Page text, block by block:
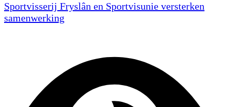
Sportvisserij Fryslân en Sportvisunie versterken
samenwerking